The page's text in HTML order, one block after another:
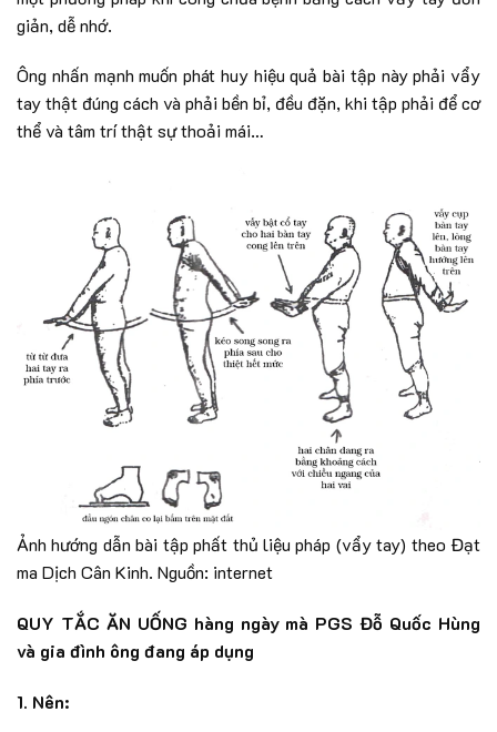
giản, dễ nhớ.
Ông nhấn mạnh muốn phát huy hiệu quả bài tập này phải vẩy
tay thật đúng cách và phải bền bỉ, đều đặn, khi tập phải để cơ
thể và tâm trí thật sự thoải mái…
Ảnh hướng dẫn bài tập phất thủ liệu pháp (vẩy tay) theo Đạt
ma Dịch Cân Kinh. Nguồn: internet
QUY TẮC ĂN UỐNG hàng ngày mà PGS Đỗ Quốc Hùng
và gia đình ông đang áp dụng
1. Nên: